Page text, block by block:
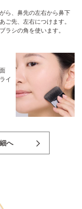
ら、鼻先の左右から鼻下
ご先、左右につけます。
ラシの角を使います。
イ
へ